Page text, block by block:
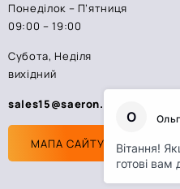
Понеділок – П’ятниця
09:00 – 19:00
Субота, Неділя
вихідний
sales15@saeron.ua
МАПА САЙТУ